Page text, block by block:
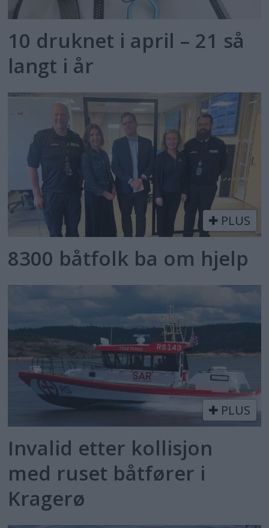
10 druknet i april – 21 så
langt i år
PLUS
8300 båtfolk ba om hjelp
PLUS
Invalid etter kollisjon
med ruset båtfører i
Kragerø